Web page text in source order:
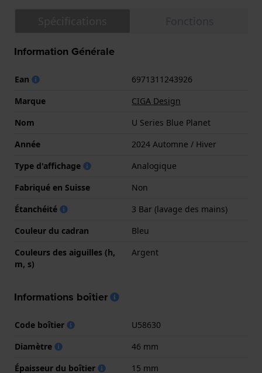
Information Générale
Ean
6971311243926
Marque
CIGA Design
Nom
U Series Blue Planet
Année
2024 Automne / Hiver
Type d'affichage
Analogique
Fabriqué en Suisse
Non
Étanchéité
3 Bar (lavage des mains)
Couleur du cadran
Bleu
Couleurs des aiguilles (h,
m, s)
Argent
Informations boîtier
Code boîtier
U58630
Diamètre
46 mm
Épaisseur du boîtier
15 mm